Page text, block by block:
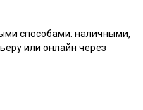
способами: наличными,
или онлайн через